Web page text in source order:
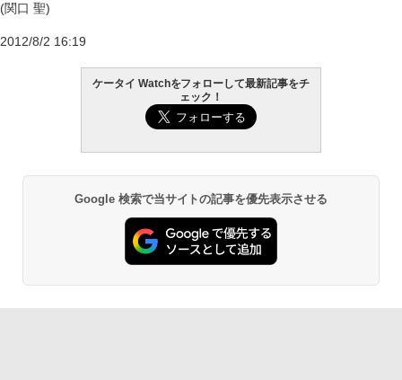
(関口 聖)
2012/8/2 16:19
ケータイ Watchをフォローして最新記事をチ
ェック！
Google 検索で当サイトの記事を優先表示させる